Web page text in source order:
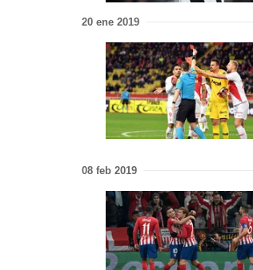
20 ene 2019
08 feb 2019